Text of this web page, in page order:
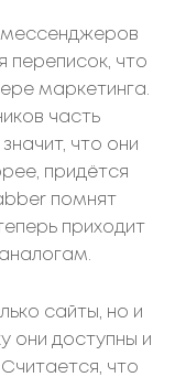
мессенджеров
переписок, что
маркетинга.
часть
что они
придётся
помнят
приходит
сайты, но и
они доступны и
что